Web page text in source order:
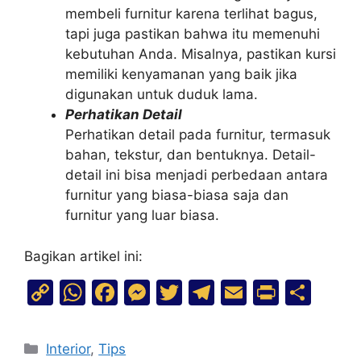
membeli furnitur karena terlihat bagus,
tapi juga pastikan bahwa itu memenuhi
kebutuhan Anda. Misalnya, pastikan kursi
memiliki kenyamanan yang baik jika
digunakan untuk duduk lama.
Perhatikan Detail
Perhatikan detail pada furnitur, termasuk
bahan, tekstur, dan bentuknya. Detail-
detail ini bisa menjadi perbedaan antara
furnitur yang biasa-biasa saja dan
furnitur yang luar biasa.
Bagikan artikel ini:
C
p
W
at
F
c
M T
T
E
Pr
Interior,Tips